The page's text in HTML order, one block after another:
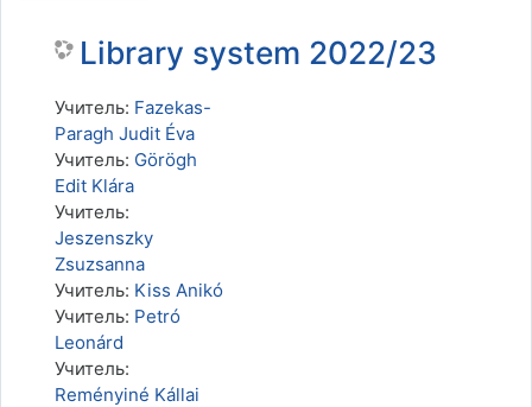
Library system 2022/23
Учитель: Fazekas-
Paragh Judit Éva
Учитель: Görögh
Edit Klára
Учитель:
Jeszenszky
Zsuzsanna
Учитель: Kiss Anikó
Учитель: Petró
Leonárd
Учитель:
Reményiné Kállai